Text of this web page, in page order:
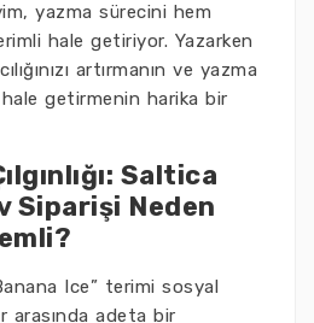
yazma sürecini hem
hale getiriyor. Yazarken
artırmanın ve yazma
getirmenin harika bir
Saltica
Siparişi Neden
Ice” terimi sosyal
arasında adeta bir